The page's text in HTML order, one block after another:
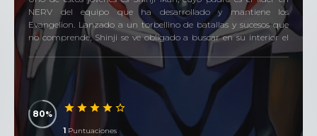
NERV del equipo que ha desarrollado y mantiene los
Evangelion. Lanzado a un torbellino de batallas y sucesos que
no comprende, Shinji se ve obligado a buscar en su interior el
coraje y la fuerza para no solo luchar,
80
1 Puntuaciones